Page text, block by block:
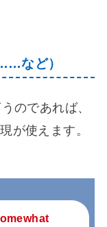
など）
のであれば、
が使えます。